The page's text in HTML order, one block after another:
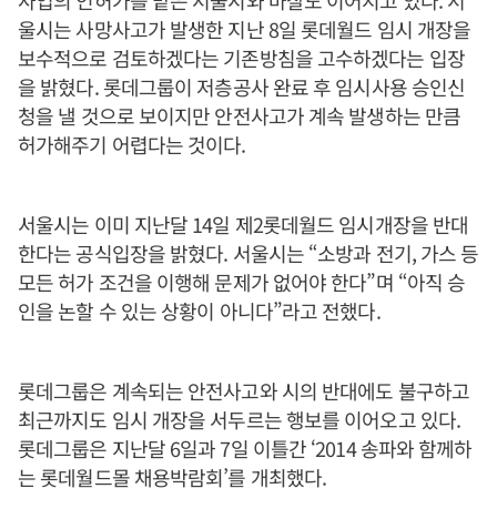
울시는 사망사고가 발생한 지난 8일 롯데월드 임시 개장을
보수적으로 검토하겠다는 기존방침을 고수하겠다는 입장
을 밝혔다. 롯데그룹이 저층공사 완료 후 임시사용 승인신
청을 낼 것으로 보이지만 안전사고가 계속 발생하는 만큼
허가해주기 어렵다는 것이다.
서울시는 이미 지난달 14일 제2롯데월드 임시개장을 반대
한다는 공식입장을 밝혔다. 서울시는 “소방과 전기, 가스 등
모든 허가 조건을 이행해 문제가 없어야 한다”며 “아직 승
인을 논할 수 있는 상황이 아니다”라고 전했다.
롯데그룹은 계속되는 안전사고와 시의 반대에도 불구하고
최근까지도 임시 개장을 서두르는 행보를 이어오고 있다.
롯데그룹은 지난달 6일과 7일 이틀간 ‘2014 송파와 함께하
는 롯데월드몰 채용박람회’를 개최했다.